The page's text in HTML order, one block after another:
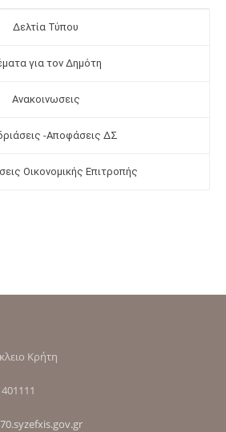
Δελτία Τύπου
για τον Δημότη
Ανακοινωσεις
-Αποφάσεις ΔΣ
Οικονομικής Επιτροπής
Κρήτη